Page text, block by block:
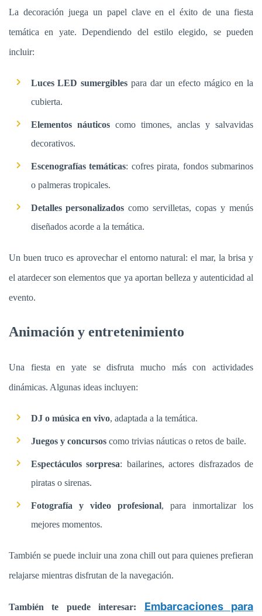
La decoración juega un papel clave en el éxito de una fiesta
temática en yate. Dependiendo del estilo elegido, se pueden
incluir:
Luces LED sumergibles para dar un efecto mágico en la
cubierta.
Elementos náuticoscomo timones, anclas y salvavidas
decorativos.
Escenografías temáticas: cofres pirata, fondos submarinos
o palmeras tropicales.
Detalles personalizados como servilletas, copas y menús
diseñados acorde a la temática.
Un buen truco es aprovechar el entorno natural: el mar, la brisa y
el atardecer son elementos que ya aportan belleza y autenticidad al
evento.
Animación y entretenimiento
Una fiesta en yate se disfruta mucho más con actividades
dinámicas. Algunas ideas incluyen:
DJ o música en vivo, adaptada a la temática.
Juegos y concursoscomo trivias náuticas o retos de baile.
Espectáculos sorpresa: bailarines, actores disfrazados de
piratas o sirenas.
Fotografía y video profesional, para inmortalizar los
mejores momentos.
También se puede incluir una zona chill out para quienes prefieran
relajarse mientras disfrutan de la navegación.
También te puede interesar: Embarcaciones para